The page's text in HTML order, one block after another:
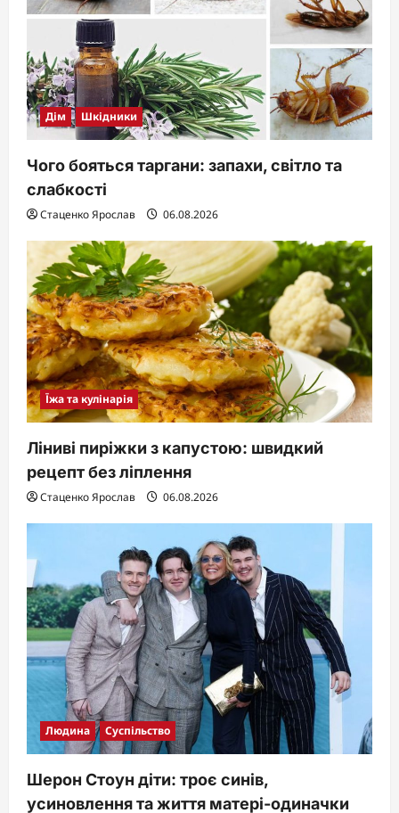
Дім Шкідники
Чого бояться таргани: запахи, світло та
слабкості
Стаценко Ярослав 06.08.2026
Їжа та кулінарія
Ліниві пиріжки з капустою: швидкий
рецепт без ліплення
Стаценко Ярослав 06.08.2026
Людина Суспільство
Шерон Стоун діти: троє синів,
усиновлення та життя матері-одиначки